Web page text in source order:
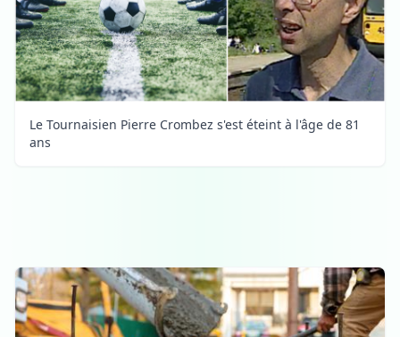
Le Tournaisien Pierre Crombez s'est éteint à l'âge de 81
ans